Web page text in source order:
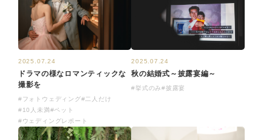
2025.07.24
ドラマの様なロマンティックな
撮影を
#フォトウェディング#二人だけ
#10人未満#ペット
#ウェディングレポート
2025.07.24
秋の結婚式～披露宴編～
#挙式のみ#披露宴